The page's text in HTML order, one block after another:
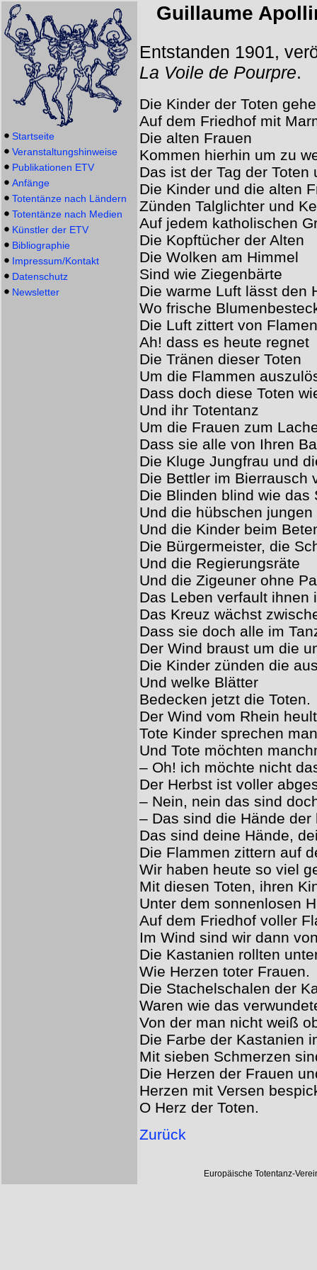
Startseite
Veranstaltungshinweise
Publikationen ETV
Anfänge
Totentänze nach Ländern
Totentänze nach Medien
Künstler der ETV
Bibliographie
Impressum/Kontakt
Datenschutz
Newsletter
Guillaume
Entstanden 1901,
La Voile de Pourpre.
Die Kinder der Toten
Auf dem Friedhof mit
Die alten Frauen
Kommen hierhin um zu
Das ist der Tag der
Die Kinder und die alten
Zünden Talglichter und
Auf jedem katholischen
Die Kopftücher der Alten
Die Wolken am Himmel
Sind wie Ziegenbärte
Die warme Luft lässt den
Wo frische
Die Luft zittert von
Ah! dass es heute regnet
Die Tränen dieser Toten
Um die Flammen
Dass doch diese Toten
Und ihr Totentanz
Um die Frauen zum
Dass sie alle von Ihren
Die Kluge Jungfrau und
Die Bettler im Bierrausch
Die Blinden blind wie das
Und die hübschen
Und die Kinder beim
Die Bürgermeister, die
Und die Regierungsräte
Und die Zigeuner ohne
Das Leben verfault ihnen
Das Kreuz wächst
Dass sie doch alle im
Der Wind braust um die
Die Kinder zünden die
Und welke Blätter
Bedecken jetzt die Toten.
Der Wind vom Rhein
Tote Kinder sprechen
Und Tote möchten
– Oh! ich möchte nicht
Der Herbst ist voller
– Nein, nein das sind
– Das sind die Hände
Das sind deine Hände,
Die Flammen zittern auf
Wir haben heute so viel
Mit diesen Toten, ihren
Unter dem sonnenlosen
Auf dem Friedhof voller
Im Wind sind wir dann
Die Kastanien rollten
Wie Herzen toter Frauen.
Die Stachelschalen der
Waren wie das
Von der man nicht weiß
Die Farbe der Kastanien
Mit sieben Schmerzen
Die Herzen der Frauen
Herzen mit Versen
O Herz der Toten.
Zurück
Europäische Totentanz-